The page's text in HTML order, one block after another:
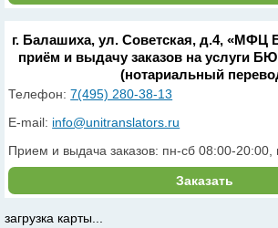
г. Балашиха, ул. Советская, д.4, «МФЦ
приём и выдачу заказов на услуги
(нотариальный
Телефон:7(495) 280-38-13
E-mail: info@unitranslators.ru
Прием и выдача заказов: пн-сб 08:00-20:00,
Заказать
загрузка карты...